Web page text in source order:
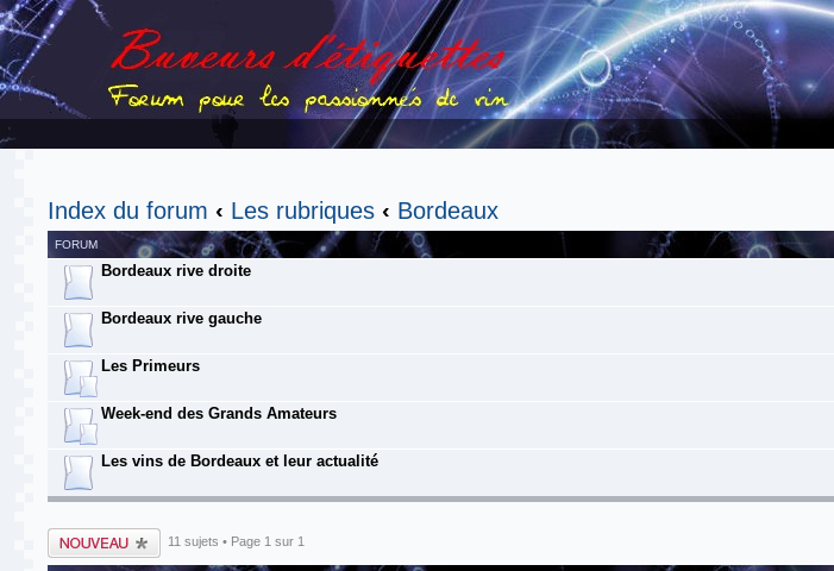
Index du forum ‹ Les rubriques ‹ Bordeaux
FORUM
Bordeaux rive droite
Bordeaux rive gauche
Les Primeurs
Week-end des Grands Amateurs
Les vins de Bordeaux et leur actualité
Publier un nouveau
sujet
11 sujets • Page 1 sur 1